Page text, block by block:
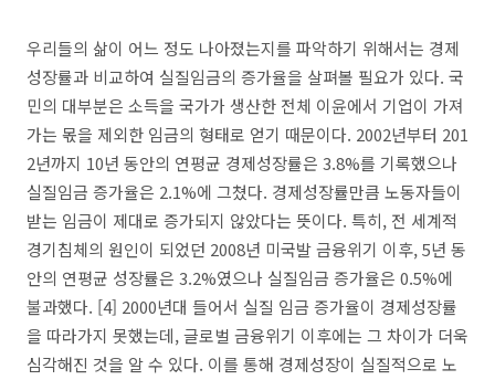
우리들의 삶이 어느 정도 나아졌는지를 파악하기 위해서는 경제
성장률과 비교하여 실질임금의 증가율을 살펴볼 필요가 있다. 국
민의 대부분은 소득을 국가가 생산한 전체 이윤에서 기업이 가져
가는 몫을 제외한 임금의 형태로 얻기 때문이다. 2002년부터 201
2년까지 10년 동안의 연평균 경제성장률은 3.8%를 기록했으나
실질임금 증가율은 2.1%에 그쳤다. 경제성장률만큼 노동자들이
받는 임금이 제대로 증가되지 않았다는 뜻이다. 특히, 전 세계적
경기침체의 원인이 되었던 2008년 미국발 금융위기 이후, 5년 동
안의 연평균 성장률은 3.2%였으나 실질임금 증가율은 0.5%에
불과했다. [4] 2000년대 들어서 실질 임금 증가율이 경제성장률
을 따라가지 못했는데, 글로벌 금융위기 이후에는 그 차이가 더욱
심각해진 것을 알 수 있다. 이를 통해 경제성장이 실질적으로 노